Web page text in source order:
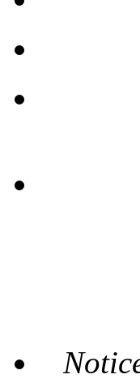
Mensaje de